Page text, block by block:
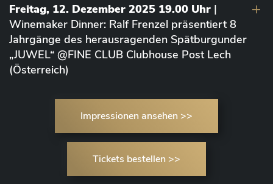
Freitag, 12. Dezember 2025 19.00 Uhr |
Winemaker Dinner: Ralf Frenzel präsentiert 8
Jahrgänge des herausragenden Spätburgunder
„JUWEL“ @FINE CLUB Clubhouse Post Lech
(Österreich)
Impressionen ansehen >>
Tickets bestellen >>